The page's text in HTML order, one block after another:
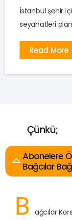
İstanbul şehir
seyahatleri
Read More
Çünkü;
Abonelere
Bağcılar
B ağcılar